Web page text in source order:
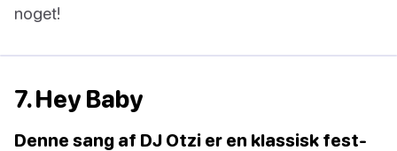
noget!
7. Hey Baby
Denne sang af DJ Otzi er en klassisk fest-